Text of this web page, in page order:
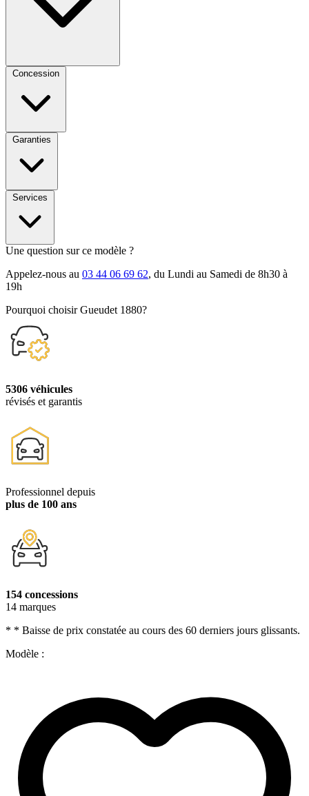
Concession
Garanties
Services
Une question sur ce modèle ?
Appelez-nous au 03 44 06 69 62, du Lundi au Samedi de 8h30 à
19h
Pourquoi choisir Gueudet 1880?
5306 véhicules
révisés et garantis
Professionnel depuis
plus de 100 ans
154 concessions
14 marques
* * Baisse de prix constatée au cours des 60 derniers jours glissants.
Modèle :